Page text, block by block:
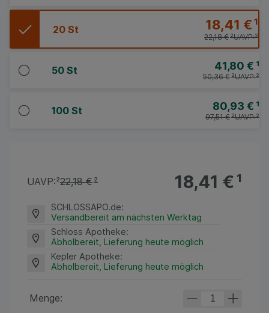
20 St 18,41 €¹
UAVP:²
22,18 €²
50 St 41,80 € ¹
UAVP:²
50,36 €²
100 St 80,93 € ¹
UAVP:²
97,51 €²
18,41 €¹
UAVP:²22,18 €²
SCHLOSSAPO.de:
Versandbereit am nächsten Werktag
Schloss Apotheke:
Abholbereit, Lieferung heute möglich
Kepler Apotheke:
Abholbereit, Lieferung heute möglich
Menge: